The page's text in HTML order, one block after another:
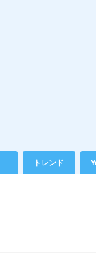
トレンド